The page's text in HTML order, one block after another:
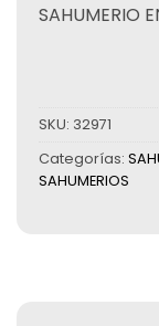
SAHUMERIO
SKU: 32971
Categorías:
SAHUMERIOS